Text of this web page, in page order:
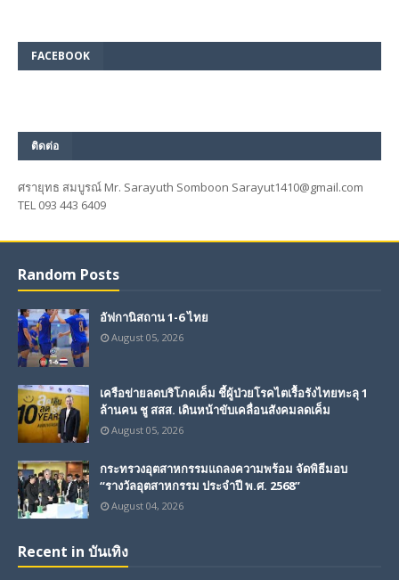
FACEBOOK
ติดต่อ
ศรายุทธ สมบูรณ์ Mr. Sarayuth Somboon Sarayut1410@gmail.com
TEL 093 443 6409
Random Posts
อัฟกานิสถาน 1-6 ไทย
August 05, 2026
เครือข่ายลดบริโภคเค็ม ชี้ผู้ป่วยโรคไตเรื้อรังไทยทะลุ 1
ล้านคน ชู สสส. เดินหน้าขับเคลื่อนสังคมลดเค็ม
August 05, 2026
กระทรวงอุตสาหกรรมแถลงความพร้อม จัดพิธีมอบ
“รางวัลอุตสาหกรรม ประจำปี พ.ศ. 2568”
August 04, 2026
Recent in บันเทิง